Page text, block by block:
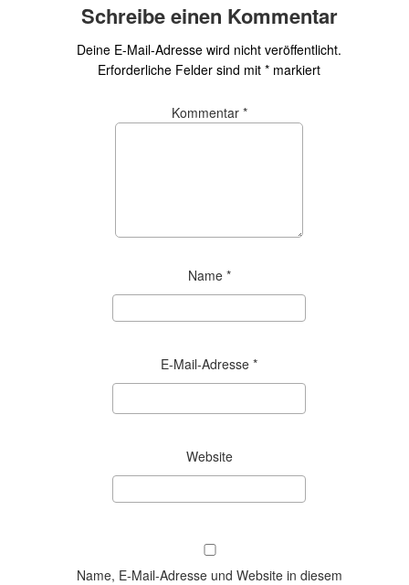
Schreibe einen Kommentar
Deine E-Mail-Adresse wird nicht veröffentlicht.
Erforderliche Felder sind mit * markiert
Kommentar *
Name *
E-Mail-Adresse *
Website
Name, E-Mail-Adresse und Website in diesem